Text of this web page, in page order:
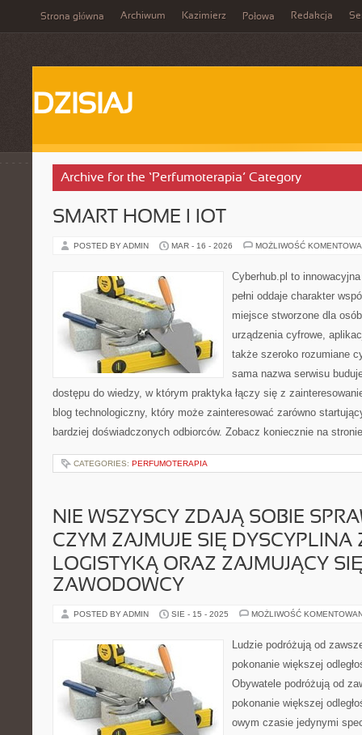
Strona główna Archiwum Kazimierz Połowa Redakcja
DZISIAJ
Archive for the ‘Perfumoterapia’ Category
SMART HOME I IOT
POSTED BY ADMIN MAR - 16 - 2026 MOŻLIWOŚĆ
Cyberhub.pl to
pełni oddaje charakter
miejsce stworzone dla
urządzenia cyfrowe,
także szeroko rozumiane
sama nazwa serwisu
dostępu do wiedzy, w którym praktyka łączy się z
blog technologiczny, który może zainteresować zarówno
bardziej doświadczonych odbiorców. Zobacz koniecznie na
CATEGORIES: PERFUMOTERAPIA
NIE WSZYSCY ZDAJĄ SOBIE
CZYM ZAJMUJE SIĘ DYSCYPLINA
LOGISTYKĄ ORAZ ZAJMUJĄCY
ZAWODOWCY
POSTED BY ADMIN SIE - 15 - 2025 MOŻLIWOŚĆ
Ludzie podróżują od
pokonanie większej
Obywatele podróżują od
pokonanie większej
owym czasie jedynymi